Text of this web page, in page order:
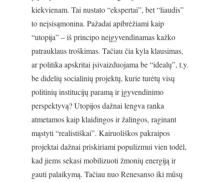
kiekvienam. Tai nustato “ekspertai”, bet “liaudis”
to neįsisąmonina. Pažadai apibrėžiami kaip
“utopija” – iš principo neįgyvendinamas kažko
patrauklaus troškimas. Tačiau čia kyla klausimas,
ar politika apskritai įsivaizduojama be “idealų”, t.y.
be didelių socialinių projektų, kurie turėtų visų
politinių institucijų paramą ir įgyvendinimo
perspektyvą? Utopijos dažnai lengva ranka
atmetamos kaip klaidingos ir žalingos, raginant
mąstyti “realistiškai”. Kairuoliškos pakraipos
projektai dažnai priskiriami populizmui vien todėl,
kad jiems sekasi mobilizuoti žmonių energiją ir
gauti palaikymą. Tačiau nuo Renesanso iki mūsų